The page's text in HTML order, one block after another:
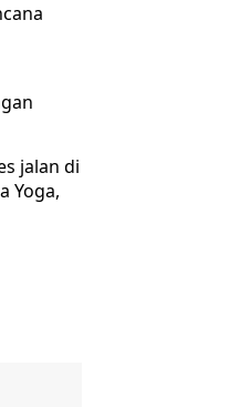
jalan di
Yoga,